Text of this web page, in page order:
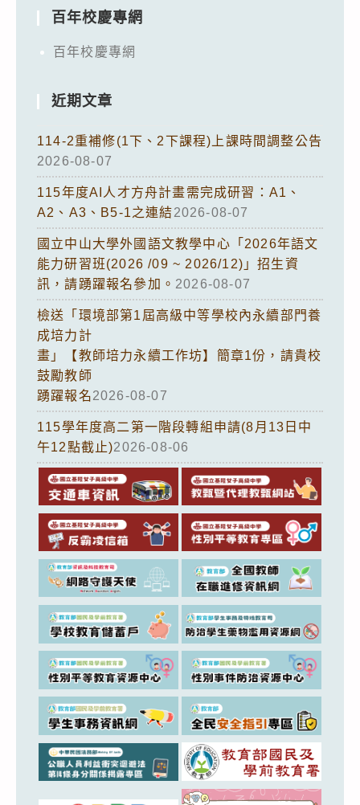
百年校慶專網
百年校慶專網
近期文章
114-2重補修(1下、2下課程)上課時間調整公告
2026-08-07
115年度AI人才方舟計畫需完成研習：A1、
A2、A3、B5-1之連結2026-08-07
國立中山大學外國語文教學中心「2026年語文
能力研習班(2026 /09 ~ 2026/12)」招生資
訊，請踴躍報名參加。 2026-08-07
檢送「環境部第1屆高級中等學校內永續部門養
成培力計
畫」【教師培力永續工作坊】簡章1份，請貴校
鼓勵教師
踴躍報名2026-08-07
115學年度高二第一階段轉組申請(8月13日中
午12點截止)2026-08-06